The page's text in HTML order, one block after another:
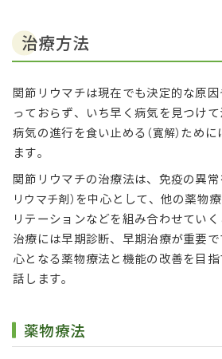
治療方法
関節リウマチは現在でも決定的な原
っておらず、いち早く病気を見つけ
病気の進行を食い止める （寛解） ために
ます。
関節リウマチの治療法は、免疫の異
リウマチ剤） を中心として、他の薬物
リテーションなどを組み合わせてい
治療には早期診断、早期治療が重要
心となる薬物療法と機能の改善を目
話します。
薬物療法